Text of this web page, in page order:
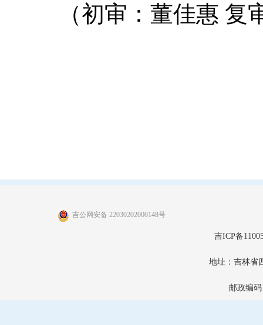
（初审：董佳惠
吉公网安备 22030202000148号
吉ICP备
地址：吉林省
邮政编码